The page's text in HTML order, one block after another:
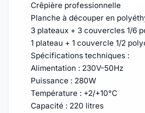
Crêpière professionnelle
Planche à découper en
3 plateaux + 3 couvercles 1/6
1 plateau + 1 couvercle 1/2
Spécifications techniques :
Alimentation : 230V-50Hz
Puissance : 280W
Température : +2/+10°C
Capacité : 220 litres